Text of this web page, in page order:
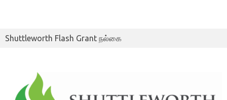
Shuttleworth Flash Grant நல்கை